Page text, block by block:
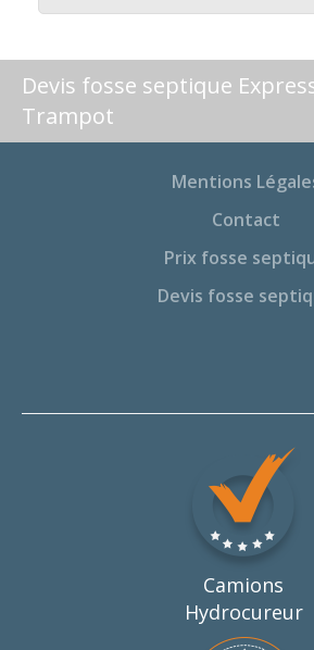
Devis fosse septique
Trampot
Mentions
Contact
Prix fosse
Devis fosse
Camions
Hydrocureur